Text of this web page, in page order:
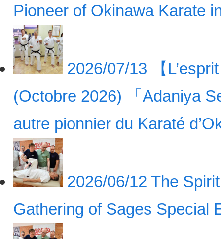
Pioneer of Okinawa Karate
2026/07/13 【
(Octobre 2026) 「Adaniya
autre pionnier du Karaté
2026/06/12 The
Gathering of Sages Special